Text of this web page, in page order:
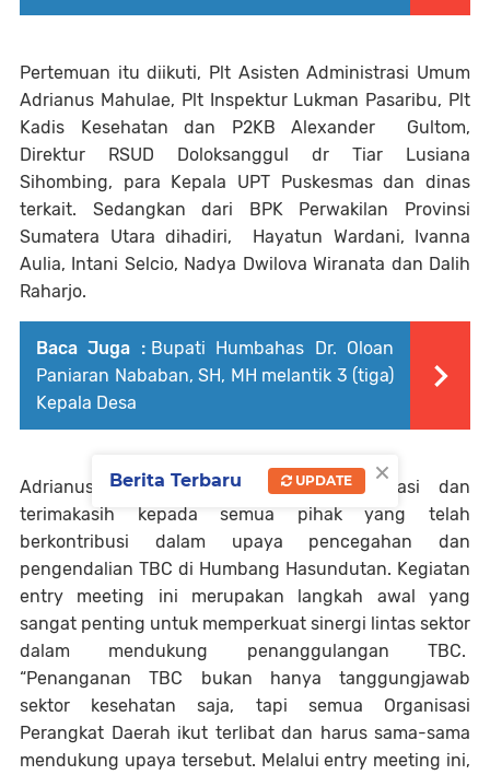
Pertemuan itu diikuti, Plt Asisten Administrasi Umum
Adrianus Mahulae, Plt Inspektur Lukman Pasaribu, Plt
Kadis Kesehatan dan P2KB Alexander Gultom,
Direktur RSUD Doloksanggul dr Tiar Lusiana
Sihombing, para Kepala UPT Puskesmas dan dinas
terkait. Sedangkan dari BPK Perwakilan Provinsi
Sumatera Utara dihadiri, Hayatun Wardani, Ivanna
Aulia, Intani Selcio, Nadya Dwilova Wiranata dan Dalih
Raharjo.
Baca Juga : Bupati Humbahas Dr. Oloan
Paniaran Nababan, SH, MH melantik 3 (tiga)
Kepala Desa
Adrianus Mahulae menyampaikan apresiasi dan
terimakasih kepada semua pihak yang telah
berkontribusi dalam upaya pencegahan dan
pengendalian TBC di Humbang Hasundutan. Kegiatan
entry meeting ini merupakan langkah awal yang
sangat penting untuk memperkuat sinergi lintas sektor
dalam mendukung penanggulangan TBC.
“Penanganan TBC bukan hanya tanggungjawab
sektor kesehatan saja, tapi semua Organisasi
Perangkat Daerah ikut terlibat dan harus sama-sama
mendukung upaya tersebut. Melalui entry meeting ini,
×
Berita Terbaru UPDATE